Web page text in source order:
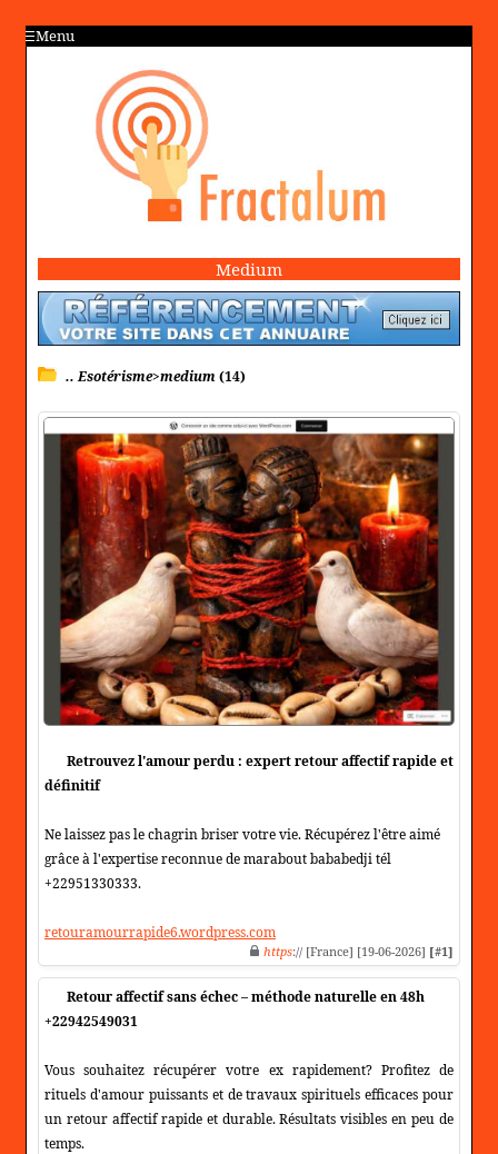
Menu
Medium
.. Esotérisme>medium(14)
Retrouvez l'amour perdu : expert retour affectif rapide et
définitif
Ne laissez pas le chagrin briser votre vie. Récupérez l'être aimé
grâce à l'expertise reconnue de marabout bababedji tél
+22951330333.
retouramourrapide6.wordpress.com
https:// [France] [19-06-2026] [#1]
Retour affectif sans échec – méthode naturelle en 48h
+22942549031
Vous souhaitez récupérer votre ex rapidement? Profitez de
rituels d'amour puissants et de travaux spirituels efficaces pour
un retour affectif rapide et durable. Résultats visibles en peu de
temps.